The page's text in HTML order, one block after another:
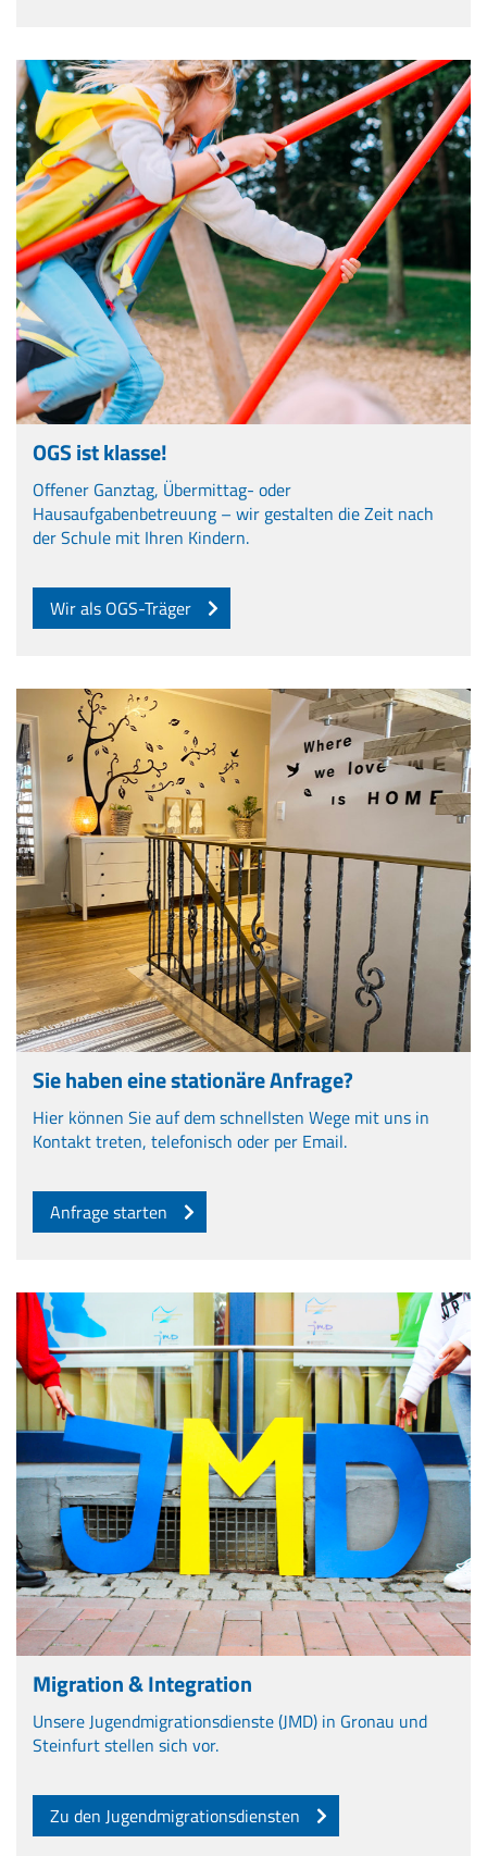
OGS ist klasse!
Offener Ganztag, Übermittag- oder
Hausaufgabenbetreuung – wir gestalten die Zeit nach
der Schule mit Ihren Kindern.
Wir als OGS-Träger
Sie haben eine stationäre Anfrage?
Hier können Sie auf dem schnellsten Wege mit uns in
Kontakt treten, telefonisch oder per Email.
Anfrage starten
Migration & Integration
Unsere Jugendmigrationsdienste (JMD) in Gronau und
Steinfurt stellen sich vor.
Zu den Jugendmigrationsdiensten